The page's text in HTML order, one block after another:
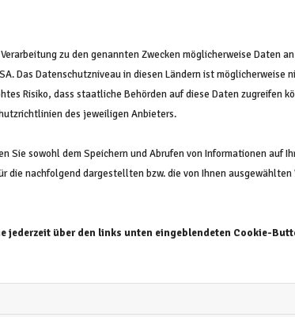
Logopädie in
/ Börde
- 17:00
- 13:00
zu den genannten Zwecken möglicherweise Daten
Das Datenschutzniveau in diesen Ländern ist möglicherweise
Risiko, dass staatliche Behörden auf diese Daten zugreifen
des jeweiligen Anbieters.
Sie sowohl dem Speichern und Abrufen von Informationen auf
die nachfolgend dargestellten bzw. die von Ihnen ausgewählten
jederzeit über den links unten eingeblendeten Cookie-